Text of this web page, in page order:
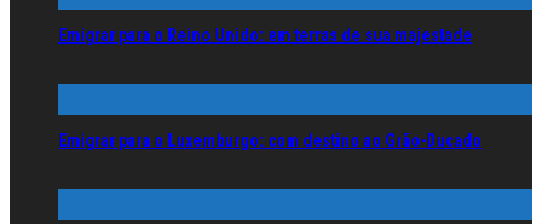
Emigrar para o Reino Unido: em terras de sua majestade
Emigrar para o Luxemburgo: com destino ao Grão-Ducado